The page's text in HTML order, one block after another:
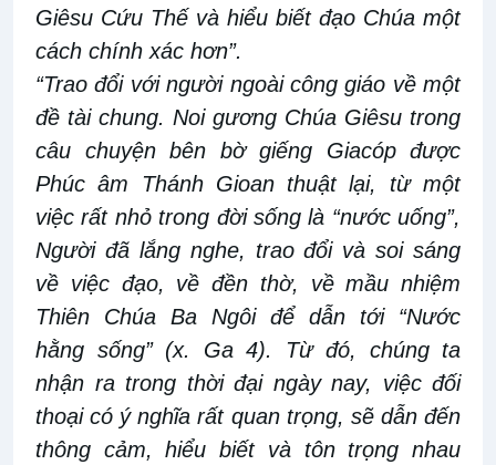
Giêsu Cứu Thế và hiểu biết đạo Chúa một
cách chính xác hơn”.
“Trao đổi với người ngoài công giáo về một
đề tài chung. Noi gương Chúa Giêsu trong
câu chuyện bên bờ giếng Giacóp được
Phúc âm Thánh Gioan thuật lại, từ một
việc rất nhỏ trong đời sống là “nước uống”,
Người đã lắng nghe, trao đổi và soi sáng
về việc đạo, về đền thờ, về mầu nhiệm
Thiên Chúa Ba Ngôi để dẫn tới “Nước
hằng sống” (x. Ga 4). Từ đó, chúng ta
nhận ra trong thời đại ngày nay, việc đối
thoại có ý nghĩa rất quan trọng, sẽ dẫn đến
thông cảm, hiểu biết và tôn trọng nhau